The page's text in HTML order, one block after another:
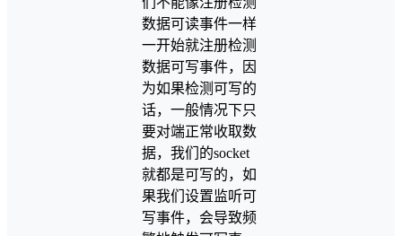
数据可读事件一样
一开始就注册检测
数据可写事件，因
为如果检测可写的
话，一般情况下只
要对端正常收取数
据，我们的socket
就都是可写的，如
果我们设置监听可
写事件，会导致频